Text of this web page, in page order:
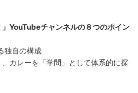
YouTubeチャンネルの８つのポイン
独自の構成
カレーを「学問」として体系的に探